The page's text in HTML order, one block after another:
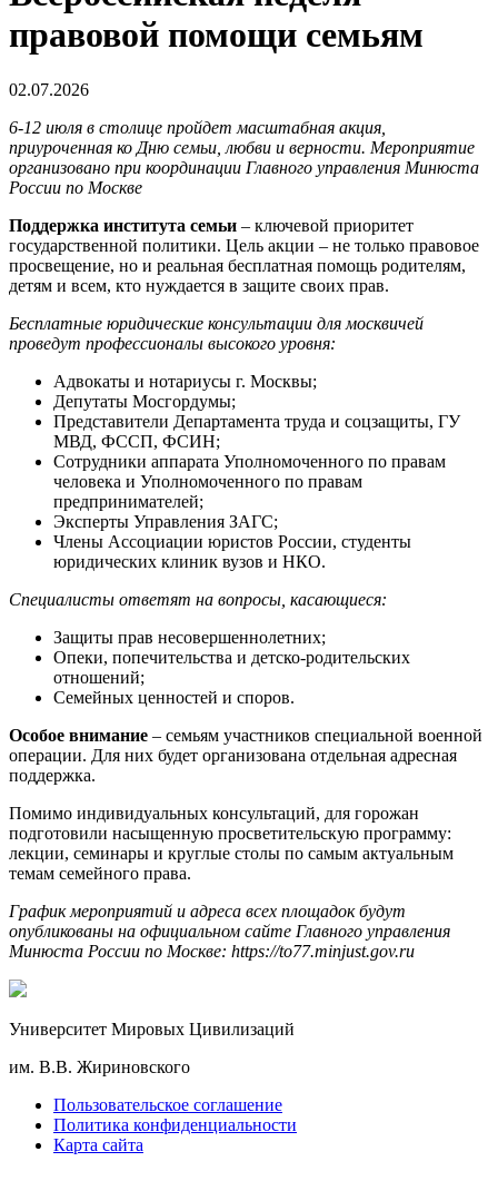
правовой помощи семьям
02.07.2026
6-12 июля в столице пройдет масштабная акция,
приуроченная ко Дню семьи, любви и верности. Мероприятие
организовано при координации Главного управления Минюста
России по Москве
Поддержка института семьи – ключевой приоритет
государственной политики. Цель акции – не только правовое
просвещение, но и реальная бесплатная помощь родителям,
детям и всем, кто нуждается в защите своих прав.
Бесплатные юридические консультации для москвичей
проведут профессионалы высокого уровня:
Адвокаты и нотариусы г. Москвы;
Депутаты Мосгордумы;
Представители Департамента труда и соцзащиты, ГУ
МВД, ФССП, ФСИН;
Сотрудники аппарата Уполномоченного по правам
человека и Уполномоченного по правам
предпринимателей;
Эксперты Управления ЗАГС;
Члены Ассоциации юристов России, студенты
юридических клиник вузов и НКО.
Специалисты ответят на вопросы, касающиеся:
Защиты прав несовершеннолетних;
Опеки, попечительства и детско-родительских
отношений;
Семейных ценностей и споров.
Особое внимание – семьям участников специальной военной
операции. Для них будет организована отдельная адресная
поддержка.
Помимо индивидуальных консультаций, для горожан
подготовили насыщенную просветительскую программу:
лекции, семинары и круглые столы по самым актуальным
темам семейного права.
График мероприятий и адреса всех площадок будут
опубликованы на официальном сайте Главного управления
Минюста России по Москве: https://to77.minjust.gov.ru
Университет Мировых Цивилизаций
им. В.В. Жириновского
Пользовательское соглашение
Политика конфиденциальности
Карта сайта